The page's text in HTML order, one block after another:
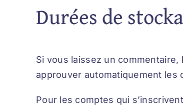
Durées de
Si vous laissez un
approuver automatiquement les
Pour les comptes qui